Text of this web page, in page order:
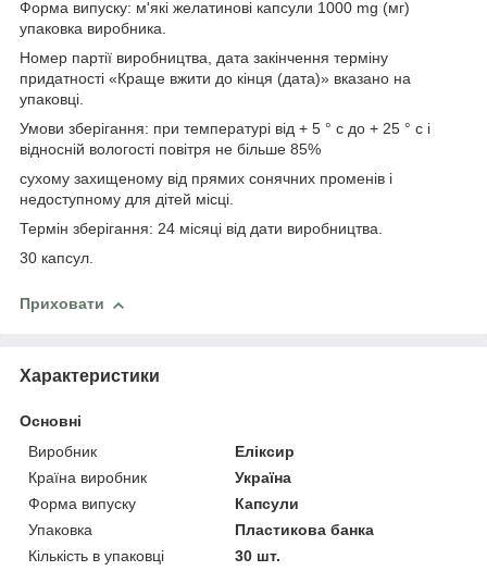
Форма випуску: м'які желатинові капсули 1000 mg (мг)
упаковка виробника.
Номер партії виробництва, дата закінчення терміну
придатності «Краще вжити до кінця (дата)» вказано на
упаковці.
Умови зберігання: при температурі від + 5 ° с до + 25 ° с і
відносній вологості повітря не більше 85%
сухому захищеному від прямих сонячних променів і
недоступному для дітей місці.
Термін зберігання: 24 місяці від дати виробництва.
30 капсул.
Приховати
Характеристики
Основні
Виробник
Еліксир
Країна виробник
Україна
Форма випуску
Капсули
Упаковка
Пластикова банка
Кількість в упаковці
30 шт.